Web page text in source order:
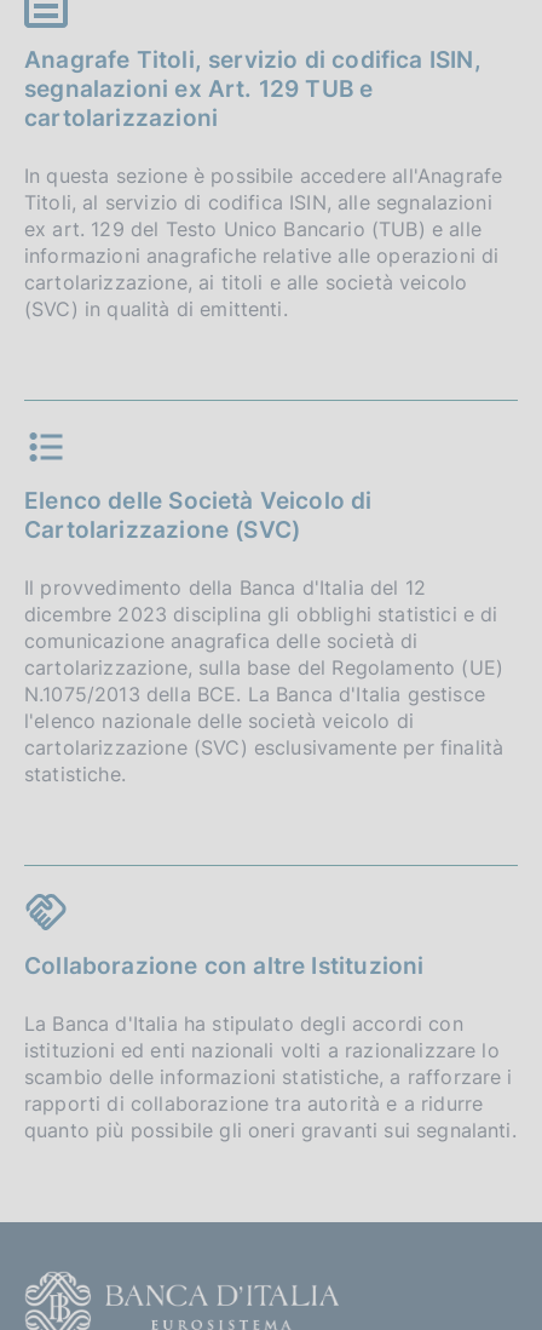
Anagrafe Titoli, servizio di codifica ISIN,
segnalazioni ex Art. 129 TUB e
cartolarizzazioni
In questa sezione è possibile accedere all'Anagrafe
Titoli, al servizio di codifica ISIN, alle segnalazioni
ex art. 129 del Testo Unico Bancario (TUB) e alle
informazioni anagrafiche relative alle operazioni di
cartolarizzazione, ai titoli e alle società veicolo
(SVC) in qualità di emittenti.
Elenco delle Società Veicolo di
Cartolarizzazione (SVC)
Il provvedimento della Banca d'Italia del 12
dicembre 2023 disciplina gli obblighi statistici e di
comunicazione anagrafica delle società di
cartolarizzazione, sulla base del Regolamento (UE)
N.1075/2013 della BCE. La Banca d'Italia gestisce
l'elenco nazionale delle società veicolo di
cartolarizzazione (SVC) esclusivamente per finalità
statistiche.
Collaborazione con altre Istituzioni
La Banca d'Italia ha stipulato degli accordi con
istituzioni ed enti nazionali volti a razionalizzare lo
scambio delle informazioni statistiche, a rafforzare i
rapporti di collaborazione tra autorità e a ridurre
quanto più possibile gli oneri gravanti sui segnalanti.